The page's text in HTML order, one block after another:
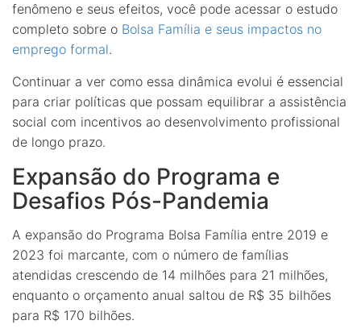
fenômeno e seus efeitos, você pode acessar o estudo
completo sobre o Bolsa Família e seus impactos no
emprego formal.
Continuar a ver como essa dinâmica evolui é essencial
para criar políticas que possam equilibrar a assistência
social com incentivos ao desenvolvimento profissional
de longo prazo.
Expansão do Programa e
Desafios Pós-Pandemia
A expansão do Programa Bolsa Família entre 2019 e
2023 foi marcante, com o número de famílias
atendidas crescendo de 14 milhões para 21 milhões,
enquanto o orçamento anual saltou de R$ 35 bilhões
para R$ 170 bilhões.